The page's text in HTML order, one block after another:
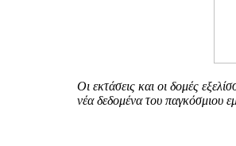
Οι εκτάσεις και οι δομές
νέα δεδομένα του παγκόσμιου